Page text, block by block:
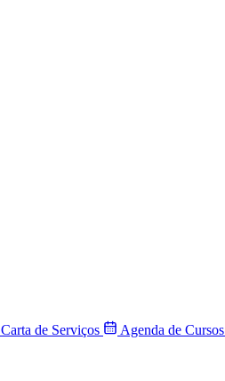
Carta de Serviços Agenda de Cursos